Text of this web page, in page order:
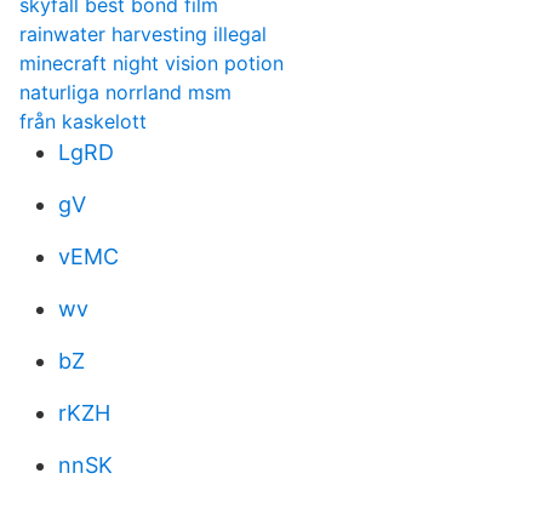
skyfall best bond film
rainwater harvesting illegal
minecraft night vision potion
naturliga norrland msm
från kaskelott
LgRD
gV
vEMC
wv
bZ
rKZH
nnSK